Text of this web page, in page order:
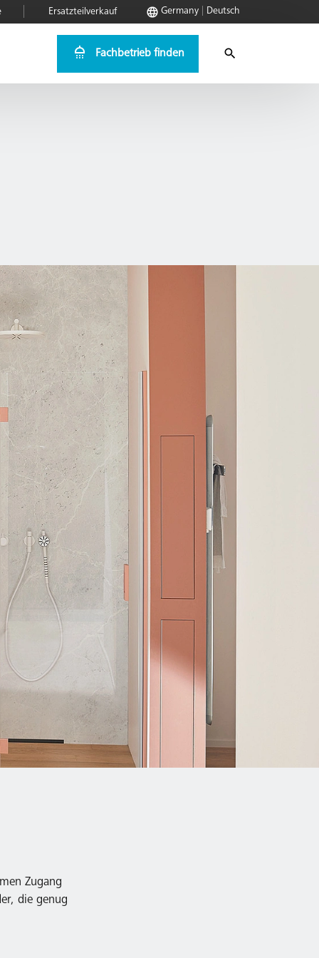
Ersatzteilverkauf Germany Deutsch
Fachbetrieb finden
Zugang
die genug